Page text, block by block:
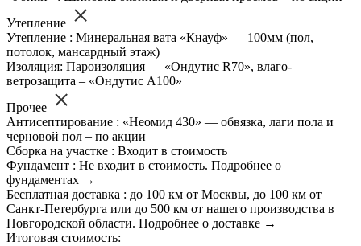
Утепление
Утепление : Минеральная вата «Кнауф» — 100мм (пол,
потолок, мансардный этаж)
Изоляция: Пароизоляция — «Ондутис R70», влаго-
ветрозащита – «Ондутис А100»
Прочее
Антисептирование : «Неомид 430» — обвязка, лаги пола и
черновой пол – по акции
Сборка на участке : Входит в стоимость
Фундамент : Не входит в стоимость. Подробнее о
фундаментах →
Бесплатная доставка : до 100 км от Москвы, до 100 км от
Санкт-Петербурга или до 500 км от нашего производства в
Новгородской области. Подробнее о доставке →
Итоговая стоимость: